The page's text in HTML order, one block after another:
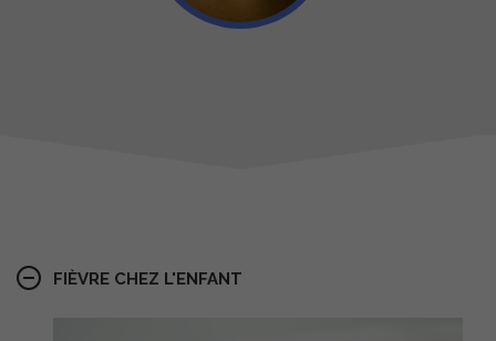
FIÈVRE CHEZ L'ENFANT